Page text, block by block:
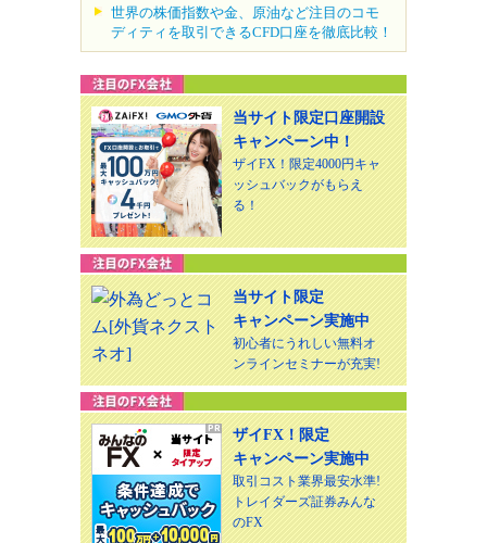
世界の株価指数や金、原油など注目のコモ
ディティを取引できるCFD口座を徹底比較！
当サイト限定口座開設
キャンペーン中！
ザイFX！限定4000円キャ
ッシュバックがもらえ
る！
当サイト限定
キャンペーン実施中
初心者にうれしい無料オ
ンラインセミナーが充実!
ザイFX！限定
キャンペーン実施中
取引コスト業界最安水準!
トレイダーズ証券みんな
のFX